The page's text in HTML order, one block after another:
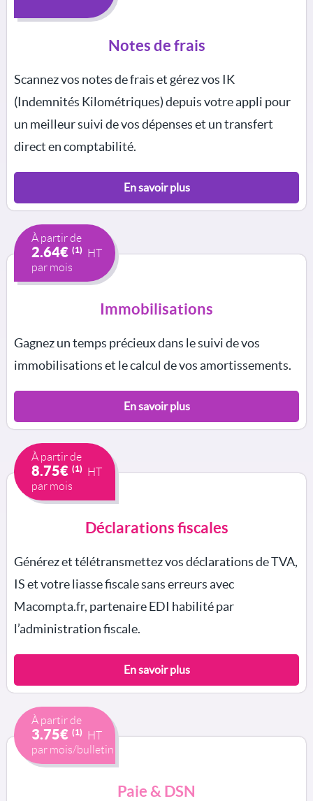
Notes de frais
Scannez vos notes de frais et gérez vos IK
(Indemnités Kilométriques) depuis votre appli pour
un meilleur suivi de vos dépenses et un transfert
direct en comptabilité.
En savoir plus
À partir de
2.64€ (1)
HT
par mois
Immobilisations
Gagnez un temps précieux dans le suivi de vos
immobilisations et le calcul de vos amortissements.
En savoir plus
À partir de
8.75€ (1)
HT
par mois
Déclarations fiscales
Générez et télétransmettez vos déclarations de TVA,
IS et votre liasse fiscale sans erreurs avec
Macompta.fr, partenaire EDI habilité par
l’administration fiscale.
En savoir plus
À partir de
3.75€ (1)
HT
par mois/bulletin
Paie & DSN